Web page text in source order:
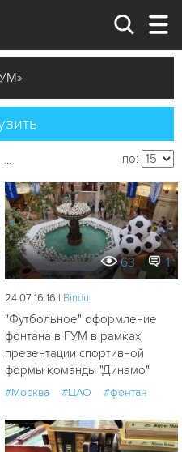
по:
63 1
24.07 16:16 | Bindu
"Футбольное" оформление
фонтана в ГУМ в рамках
презентации спортивной
формы команды "Динамо"
#Москва #ЦАО #фонтан